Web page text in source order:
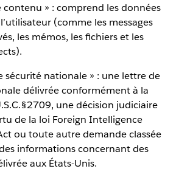
contenu » : comprend les données
(comme les messages
les mémos, les fichiers et les
sécurité nationale » : une lettre de
délivrée conformément à la
une décision judiciaire
de la loi Foreign Intelligence
ou toute autre demande classée
informations concernant des
aux États-Unis.